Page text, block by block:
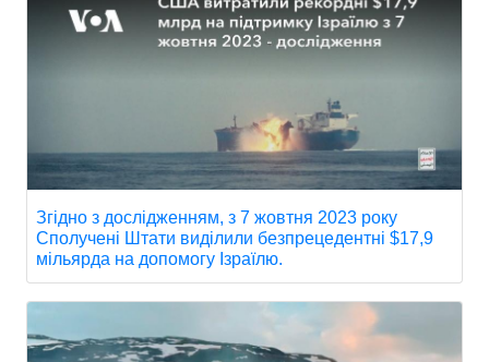
Згідно з дослідженням, з 7 жовтня 2023 року
Сполучені Штати виділили безпрецедентні $17,9
мільярда на допомогу Ізраїлю.